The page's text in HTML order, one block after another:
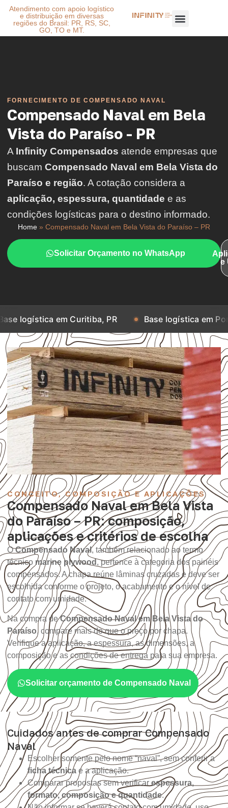
Atendimento com apoio logístico
e distribuição em diversas
regiões do Brasil: PR, RS, SC,
GO, TO e MT.
FORNECIMENTO DE COMPENSADO NAVAL
Compensado Naval em Bela
Vista do Paraíso - PR
A Infinity Compensados atende empresas que
buscam Compensado Naval em Bela Vista do
Paraíso e região. A cotação considera a
aplicação, espessura, quantidade e as
condições logísticas para o destino informado.
Home » Compensado Naval em Bela Vista do Paraíso – PR
Solicitar Orçamento no WhatsApp
e
em Curitiba, PR Base logística em Porto Alegre,
CONCEITO, COMPOSIÇÃO E APLICAÇÕES
Compensado Naval em Bela Vista
do Paraíso – PR: composição,
aplicações e critérios de escolha
OCompensado Naval, também relacionado ao termo
técnico marine plywood, pertence à categoria dos painéis
compensados. A chapa reúne lâminas cruzadas e deve ser
escolhida conforme o projeto, o acabamento e o nível de
contato com umidade.
Na compra deCompensado Naval em Bela Vista do
Paraíso, compare mais do que o preço por chapa.
Verifique a aplicação, a espessura, as dimensões, a
composição e as condições de entrega para sua empresa.
Solicitar orçamento de Compensado Naval
Cuidados antes de comprar Compensado
Naval
Escolher somente pelo nome “naval”, sem conferir a
ficha técnica e a aplicação.
Comparar propostas sem verificar espessura,
formato, composição e quantidade.